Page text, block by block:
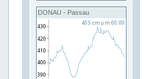
DONAU - Passau